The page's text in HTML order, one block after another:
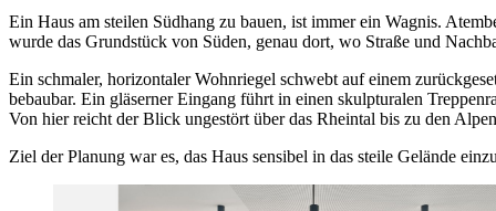
Ein Haus am steilen Südhang zu bauen, ist immer ein Wagnis.
wurde das Grundstück von Süden, genau dort, wo Straße und
Ein schmaler, horizontaler Wohnriegel schwebt auf einem
bebaubar. Ein gläserner Eingang führt in einen skulpturalen
Von hier reicht der Blick ungestört über das Rheintal bis zu den
Ziel der Planung war es, das Haus sensibel in das steile Gelände